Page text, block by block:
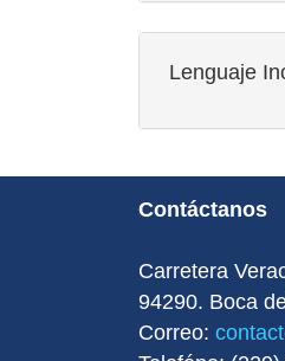
Lenguaje
Contáctanos
Carretera
94290. Boca
Correo: